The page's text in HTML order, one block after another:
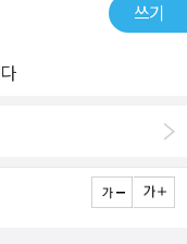
쓰기